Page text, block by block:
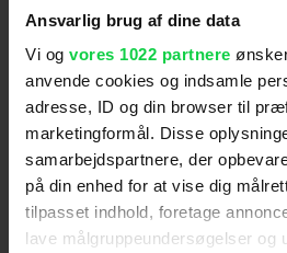
Ansvarlig brug af dine data
Vi og vores 1022 partnere
anvende cookies og indsamle
adresse, ID og din browser til
marketingformål. Disse
samarbejdspartnere, der
på din enhed for at vise dig
tilpasset indhold, foretage
lave målgruppeundersøgelser og
Gabo Anderson, ser en smule
der en god grund til det. Hun
skuespillerinden Milla
Paul W.S Anderson. Ever har
version af sin mor før, men
hendes første rigtige
Anderson offentliggjorde
sinInstagram.
Disneys filmatisering af